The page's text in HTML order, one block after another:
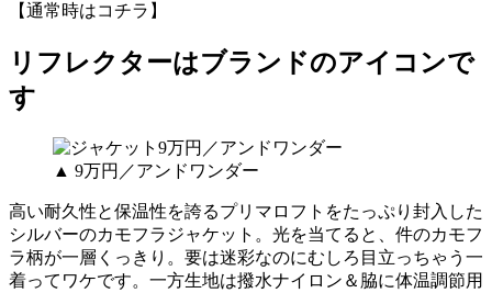
【通常時はコチラ】
リフレクターはブランドのアイコンで
す
▲ 9万円／アンドワンダー
高い耐久性と保温性を誇るプリマロフトをたっぷり封入した
シルバーのカモフラジャケット。光を当てると、件のカモフ
ラ柄が一層くっきり。要は迷彩なのにむしろ目立っちゃう一
着ってワケです。一方生地は撥水ナイロン＆脇に体温調節用